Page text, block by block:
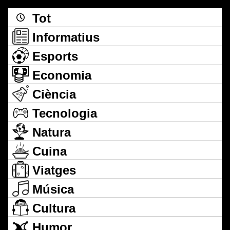
Tot
Informatius
Esports
Economia
Ciència
Tecnologia
Natura
Cuina
Viatges
Música
Cultura
Humor